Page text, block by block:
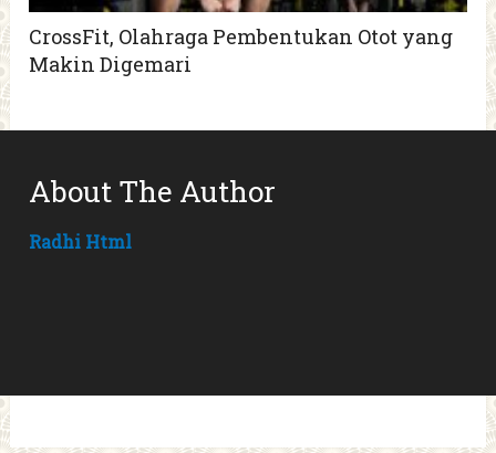
CrossFit, Olahraga Pembentukan Otot yang
Makin Digemari
About The Author
Radhi Html